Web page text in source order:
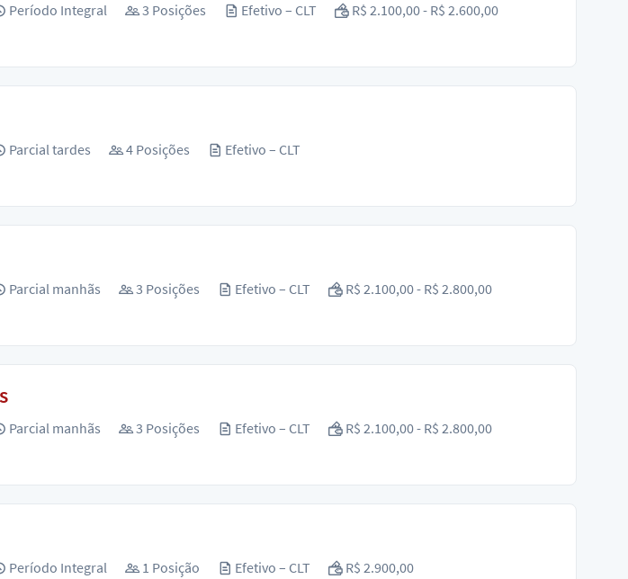
Período Integral 3 Posições Efetivo – CLT R$ 2.100,00 - R$ 2.600,00
Parcial tardes 4 Posições Efetivo – CLT
Parcial manhãs 3 Posições Efetivo – CLT R$ 2.100,00 - R$ 2.800,00
Parcial manhãs 3 Posições Efetivo – CLT R$ 2.100,00 - R$ 2.800,00
Período Integral 1 Posição Efetivo – CLT R$ 2.900,00